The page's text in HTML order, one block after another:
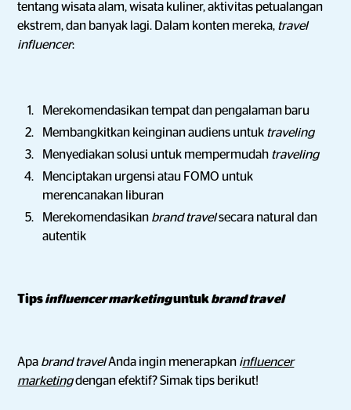
tentang wisata alam, wisata kuliner, aktivitas petualangan
ekstrem, dan banyak lagi. Dalam konten mereka, travel
influencer:
Merekomendasikan tempat dan pengalaman baru
Membangkitkan keinginan audiens untuk traveling
Menyediakan solusi untuk mempermudah traveling
Menciptakan urgensi atau FOMO untuk
merencanakan liburan
Merekomendasikan brand travelsecara natural dan
autentik
Tipsinfluencer marketinguntukbrand travel
Apa brand travelAnda ingin menerapkan influencer
marketingdengan efektif? Simak tips berikut!